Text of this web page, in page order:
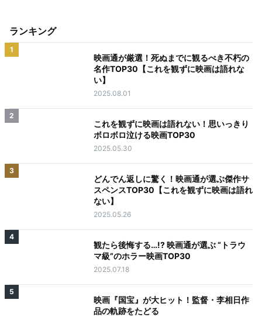
ランキング
1
映画通が厳選！死ぬまでに観るべき不朽の
名作TOP30【これを観ずに映画は語れな
い】
2025.08.01
2
これを観ずに映画は語れない！思いっきり
ボロボロ泣ける映画TOP30
2025.05.30
3
どんでん返しに驚く！映画通が選ぶ傑作サ
スペンスTOP30【これを観ずに映画は語れ
ない】
2025.05.26
4
観たら後悔する…!? 映画通が選ぶ “トラウ
マ級”のホラー映画TOP30
2025.07.18
5
映画『国宝』が大ヒット！監督・李相日作
品の軌跡をたどる